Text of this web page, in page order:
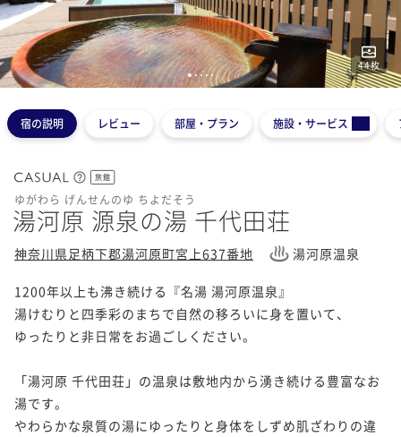
44枚
12345
宿の説明 レビュー 部屋・プラン 施設・サービス
旅館
ゆがわら げんせんのゆ ちよだそう
湯河原 源泉の湯 千代田荘
神奈川県足柄下郡湯河原町宮上637番地 湯河原温泉
1200年以上も沸き続ける『名湯 湯河原温泉』
湯けむりと四季彩のまちで自然の移ろいに身を置いて、
ゆったりと非日常をお過ごしください。
「湯河原 千代田荘」の温泉は敷地内から湧き続ける豊富なお
湯です。
やわらかな泉質の湯にゆったりと身体をしずめ肌ざわりの違